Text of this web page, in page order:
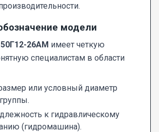
модели
50Г12-26АМ имеет четкую
специалистам в области
или условный диаметр
к гидравлическому
(гидромашина).